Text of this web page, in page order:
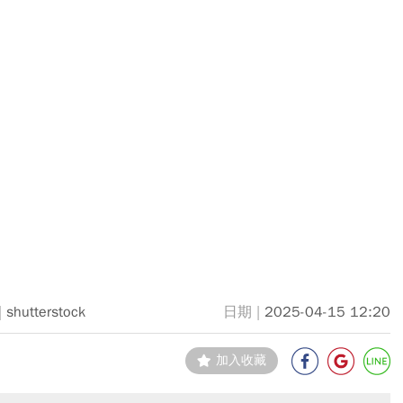
shutterstock 2025-04-15 12:20
加入收藏